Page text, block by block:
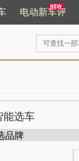
电动新车评
能选车